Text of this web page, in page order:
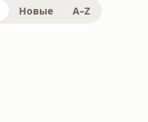
Новые A–Z